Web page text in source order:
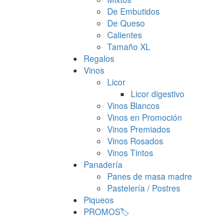
De Embutidos
De Queso
Calientes
Tamaño XL
Regalos
Vinos
Licor
Licor digestivo
Vinos Blancos
Vinos en Promoción
Vinos Premiados
Vinos Rosados
Vinos Tintos
Panadería
Panes de masa madre
Pastelería / Postres
Piqueos
PROMOS🏷️